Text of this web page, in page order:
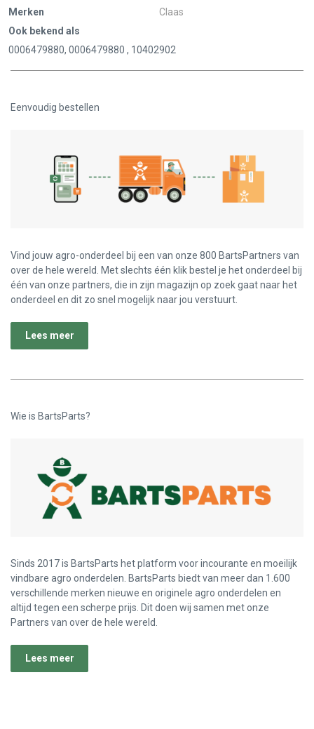
Merken
Claas
Ook bekend als
0006479880, 0006479880 , 10402902
Eenvoudig bestellen
Vind jouw agro-onderdeel bij een van onze 800 BartsPartners van
over de hele wereld. Met slechts één klik bestel je het onderdeel bij
één van onze partners, die in zijn magazijn op zoek gaat naar het
onderdeel en dit zo snel mogelijk naar jou verstuurt.
Lees meer
Wie is BartsParts?
Sinds 2017 is BartsParts het platform voor incourante en moeilijk
vindbare agro onderdelen. BartsParts biedt van meer dan 1.600
verschillende merken nieuwe en originele agro onderdelen en
altijd tegen een scherpe prijs. Dit doen wij samen met onze
Partners van over de hele wereld.
Lees meer